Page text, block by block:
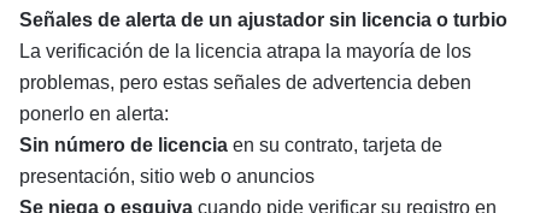
Señales de alerta de un ajustador sin licencia o turbio
La verificación de la licencia atrapa la mayoría de los
problemas, pero estas señales de advertencia deben
ponerlo en alerta:
Sin número de licencia en su contrato, tarjeta de
presentación, sitio web o anuncios
Se niega o esquiva cuando pide verificar su registro en